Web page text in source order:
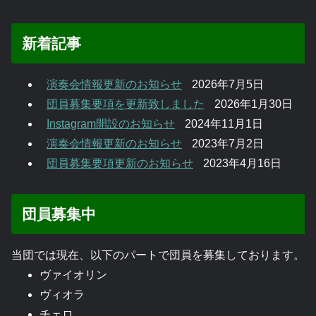
新着記事
演奏会情報更新のお知らせ
2026年7月5日
団員募集要項を更新致しました
2026年1月30日
Instagram開設のお知らせ
2024年11月1日
演奏会情報更新のお知らせ
2023年7月2日
団員募集要項更新のお知らせ
2023年4月16日
団員募集中
当団では現在、以下のパートで団員を募集しております。
ヴァイオリン
ヴィオラ